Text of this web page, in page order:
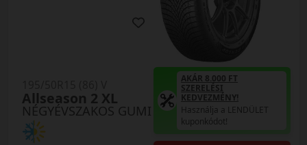
NÉGYÉVSZAKOS GUMI
Allseason 2 XL
AKÁR 8.000 FT
SZERELÉSI
KEDVEZMÉNY!
Használja a LENDÜLET
kuponkódot!